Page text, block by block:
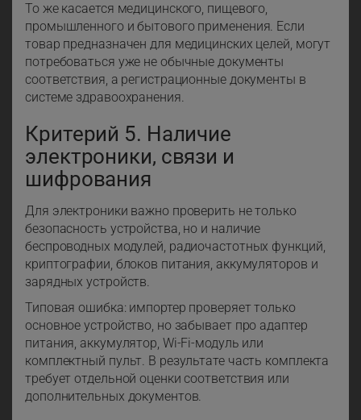
То же касается медицинского, пищевого,
промышленного и бытового применения. Если
товар предназначен для медицинских целей, могут
потребоваться уже не обычные документы
соответствия, а регистрационные документы в
системе здравоохранения.
Критерий 5. Наличие
электроники, связи и
шифрования
Для электроники важно проверить не только
безопасность устройства, но и наличие
беспроводных модулей, радиочастотных функций,
криптографии, блоков питания, аккумуляторов и
зарядных устройств.
Типовая ошибка: импортер проверяет только
основное устройство, но забывает про адаптер
питания, аккумулятор, Wi-Fi-модуль или
комплектный пульт. В результате часть комплекта
требует отдельной оценки соответствия или
дополнительных документов.